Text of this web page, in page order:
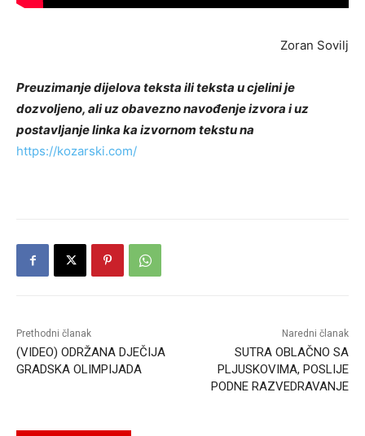
Zoran Sovilj
Preuzimanje dijelova teksta ili teksta u cjelini je
dozvoljeno, ali uz obavezno navođenje izvora i uz
postavljanje linka ka izvornom tekstu na
https://kozarski.com/
Prethodni članak
(VIDEO) ODRŽANA DJEČIJA
GRADSKA OLIMPIJADA
Naredni članak
SUTRA OBLAČNO SA
PLJUSKOVIMA, POSLIJE
PODNE RAZVEDRAVANJE